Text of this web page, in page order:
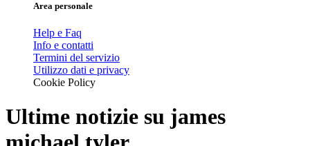
Area personale
Help e Faq
Info e contatti
Termini del servizio
Utilizzo dati e privacy
Cookie Policy
Ultime notizie su james